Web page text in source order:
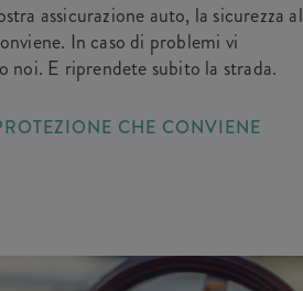
assicurazione auto, la sicurezza al
In caso di problemi vi
noi. E riprendete subito la strada.
CHE CONVIENE